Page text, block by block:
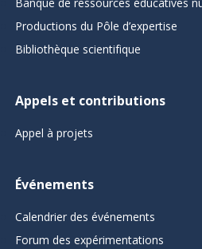
Banque de ressources éducatives
Productions du Pôle d’expertise
Bibliothèque scientifique
Appels et contributions
Appel à projets
Événements
Calendrier des événements
Forum des expérimentations